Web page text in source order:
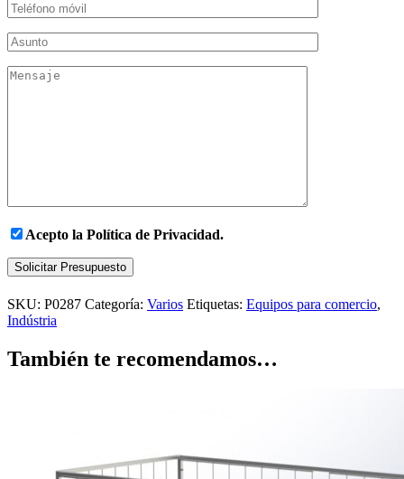
Acepto la Política de Privacidad.
Solicitar Presupuesto
SKU: P0287 Categoría: Varios Etiquetas: Equipos para comercio,
Indústria
También te recomendamos…